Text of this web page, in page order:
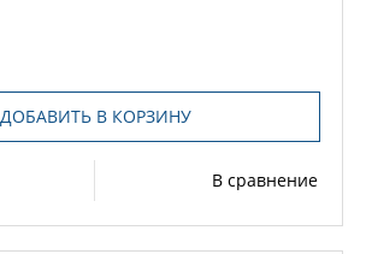
ДОБАВИТЬ В КОРЗИНУ
В сравнение